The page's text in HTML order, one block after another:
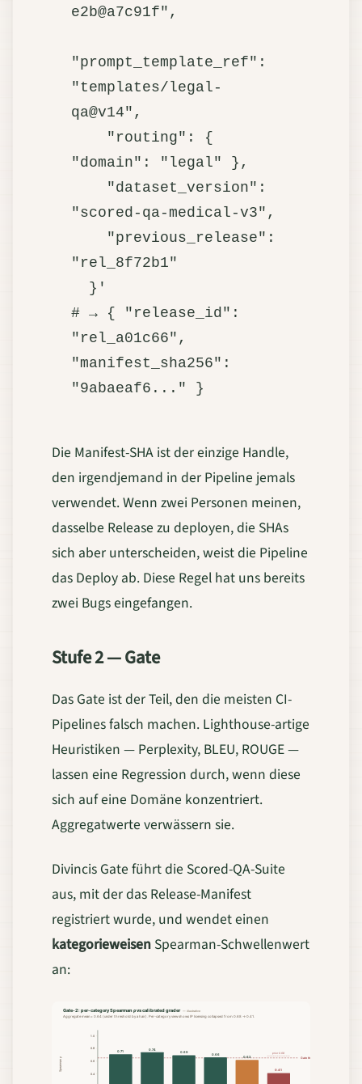
e2b@a7c91f",
"prompt_template_ref":
"templates/legal-
qa@v14",
"domain": "legal" },
"scored-qa-medical-v3",
"rel_8f72b1"
# → { "release_id":
"rel_a01c66",
"manifest_sha256":
Die Manifest-SHA ist der einzige Handle,
den irgendjemand in der Pipeline jemals
verwendet. Wenn zwei Personen meinen,
dasselbe Release zu deployen, die SHAs
sich aber unterscheiden, weist die Pipeline
das Deploy ab. Diese Regel hat uns bereits
zwei Bugs eingefangen.
Stufe 2 — Gate
Das Gate ist der Teil, den die meisten CI-
Pipelines falsch machen. Lighthouse-artige
Heuristiken — Perplexity, BLEU, ROUGE —
lassen eine Regression durch, wenn diese
sich auf eine Domäne konzentriert.
Aggregatwerte verwässern sie.
Divincis Gate führt die Scored-QA-Suite
aus, mit der das Release-Manifest
registriert wurde, und wendet einen
kategorieweisen Spearman-Schwellenwert
an: